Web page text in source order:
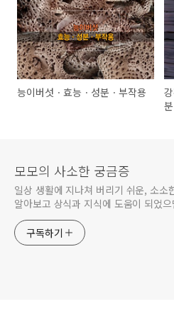
능이버섯ㆍ효능ㆍ성분ㆍ부작용
모모의 사소한 궁금증
일상 생활에 지나쳐 버리기 쉬운, 소소
알아보고 상식과 지식에 도움이 되었
구독하기